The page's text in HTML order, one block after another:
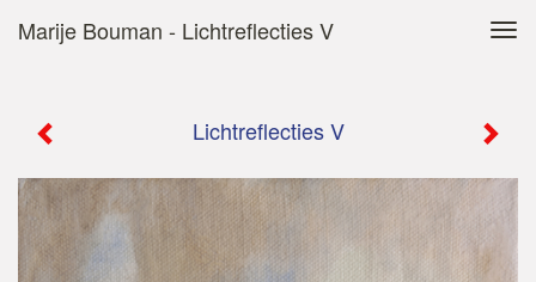
Marije Bouman - Lichtreflecties V
Lichtreflecties V